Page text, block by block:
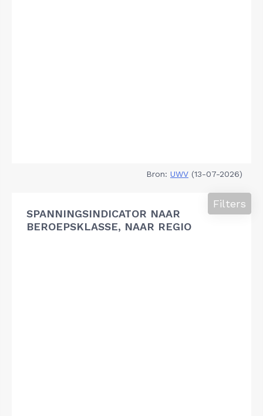
Bron: UWV (13-07-2026)
SPANNINGSINDICATOR NAAR
BEROEPSKLASSE, NAAR REGIO
Filters